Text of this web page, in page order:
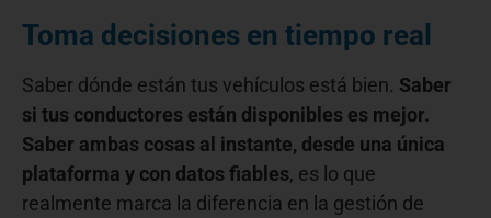
Toma decisiones en tiempo real
Saber dónde están tus vehículos está bien. Saber
si tus conductores están disponibles es mejor.
Saber ambas cosas al instante, desde una única
plataforma y con datos fiables, es lo que
realmente marca la diferencia en la gestión de